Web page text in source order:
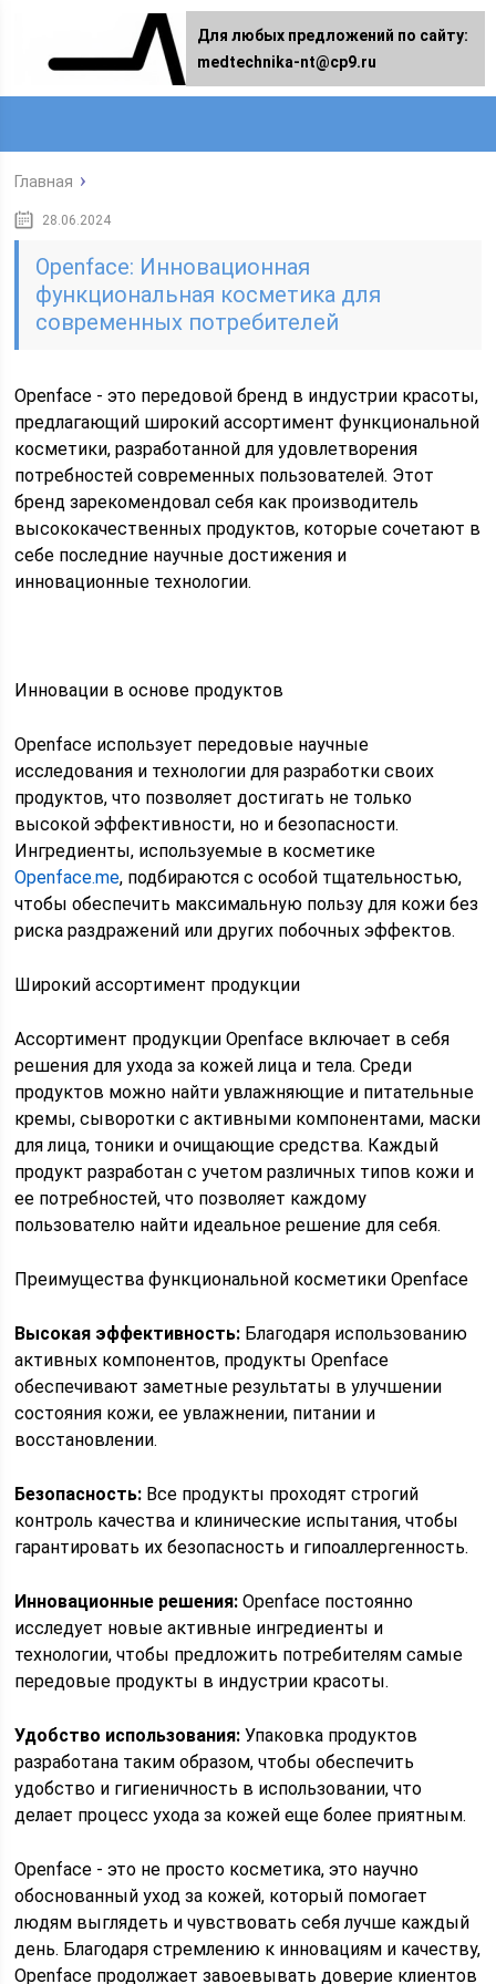
Главная
28.06.2024
Openface: Инновационная
функциональная косметика для
современных потребителей
Openface - это передовой бренд в индустрии красоты,
предлагающий широкий ассортимент функциональной
косметики, разработанной для удовлетворения
потребностей современных пользователей. Этот
бренд зарекомендовал себя как производитель
высококачественных продуктов, которые сочетают в
себе последние научные достижения и
инновационные технологии.
Инновации в основе продуктов
Openface использует передовые научные
исследования и технологии для разработки своих
продуктов, что позволяет достигать не только
высокой эффективности, но и безопасности.
Ингредиенты, используемые в косметике
Openface.me, подбираются с особой тщательностью,
чтобы обеспечить максимальную пользу для кожи без
риска раздражений или других побочных эффектов.
Широкий ассортимент продукции
Ассортимент продукции Openface включает в себя
решения для ухода за кожей лица и тела. Среди
продуктов можно найти увлажняющие и питательные
кремы, сыворотки с активными компонентами, маски
для лица, тоники и очищающие средства. Каждый
продукт разработан с учетом различных типов кожи и
ее потребностей, что позволяет каждому
пользователю найти идеальное решение для себя.
Преимущества функциональной косметики Openface
Высокая эффективность: Благодаря использованию
активных компонентов, продукты Openface
обеспечивают заметные результаты в улучшении
состояния кожи, ее увлажнении, питании и
восстановлении.
Безопасность: Все продукты проходят строгий
контроль качества и клинические испытания, чтобы
гарантировать их безопасность и гипоаллергенность.
Инновационные решения: Openface постоянно
исследует новые активные ингредиенты и
технологии, чтобы предложить потребителям самые
передовые продукты в индустрии красоты.
Удобство использования: Упаковка продуктов
разработана таким образом, чтобы обеспечить
удобство и гигиеничность в использовании, что
делает процесс ухода за кожей еще более приятным.
Openface - это не просто косметика, это научно
обоснованный уход за кожей, который помогает
людям выглядеть и чувствовать себя лучше каждый
день. Благодаря стремлению к инновациям и качеству,
Openface продолжает завоевывать доверие клиентов
Для любых предложений по сайту:
medtechnika-nt@cp9.ru